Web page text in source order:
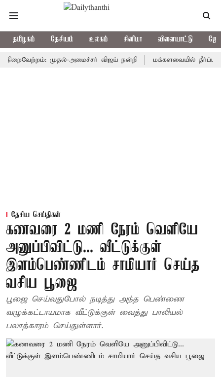
தமிழகம் தேசியம் உலகம் சினிமா விளையாட்டு
முதல்-அமைச்சர் விஜய் நன்றி மக்களவையில் தீர்ப்பாய
தேசிய செய்திகள்
கணவரை 2 மணி நேரம் வெளியே
அனுப்பிவிட்டு... வீட்டுக்குள்
இளம்பெண்ணிடம் சாமியார் செய்த
வசிய பூஜை
பூஜை செய்வதுபோல் நடித்து அந்த பெண்ணை
வழுக்கட்டாயமாக வீட்டுக்குள் வைத்து பாலியல்
பலாத்காரம் செய்துள்ளார்.